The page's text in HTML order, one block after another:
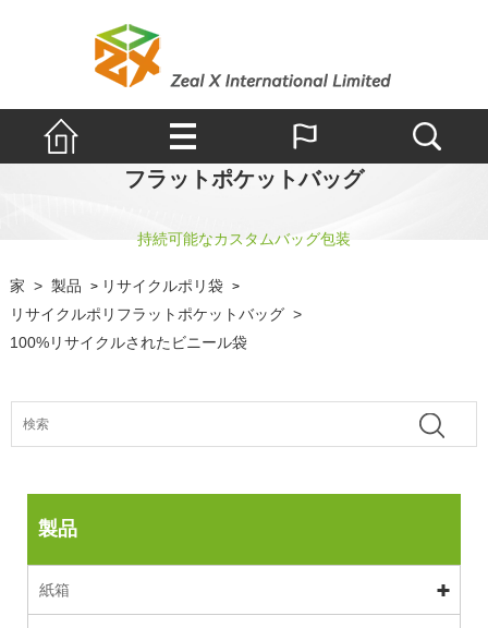
フラットポケットバッグ
持続可能なカスタムバッグ包装
家 > 製品 > リサイクルポリ袋 >
リサイクルポリフラットポケットバッグ >
100%リサイクルされたビニール袋
製品
紙箱